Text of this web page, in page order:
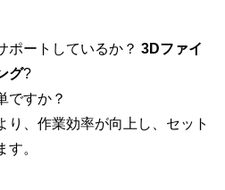
ポートしているか？ 3Dファイ
グ?
ですか？
り、作業効率が向上し、セット
。